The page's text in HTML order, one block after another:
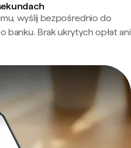
wyślij bezpośrednio do
banku. Brak ukrytych opłat ani